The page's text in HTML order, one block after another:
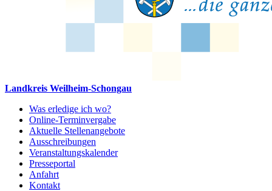
Landkreis Weilheim-Schongau
Was erledige ich wo?
Online-Terminvergabe
Aktuelle Stellenangebote
Ausschreibungen
Veranstaltungskalender
Presseportal
Anfahrt
Kontakt